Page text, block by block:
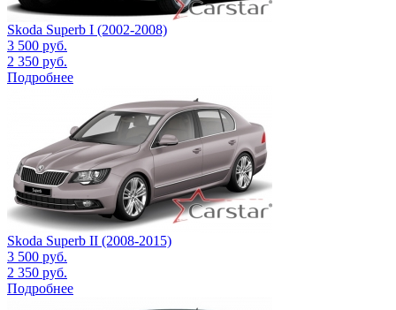
Skoda Superb I (2002-2008)
3 500 руб.
2 350 руб.
Подробнее
Skoda Superb II (2008-2015)
3 500 руб.
2 350 руб.
Подробнее